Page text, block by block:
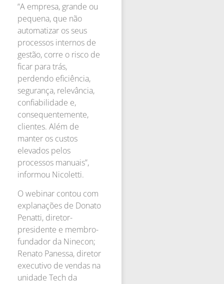
“A empresa, grande ou
pequena, que não
automatizar os seus
processos internos de
gestão, corre o risco de
ficar para trás,
perdendo eficiência,
segurança, relevância,
confiabilidade e,
consequentemente,
clientes. Além de
manter os custos
elevados pelos
processos manuais”,
informou Nicoletti.
O webinar contou com
explanações de Donato
Penatti, diretor-
presidente e membro-
fundador da Ninecon;
Renato Panessa, diretor
executivo de vendas na
unidade Tech da